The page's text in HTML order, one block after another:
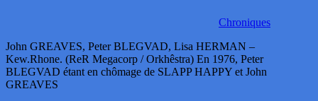
Chroniques
John GREAVES, Peter BLEGVAD, Lisa HERMAN –
Kew.Rhone. (ReR Megacorp / Orkhêstra) En 1976, Peter
BLEGVAD étant en chômage de SLAPP HAPPY et John
GREAVES